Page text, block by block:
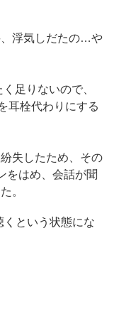
浮気しだたの…や
足りないので、
耳栓代わりにする
失したため、その
をはめ、会話が聞
。
という状態にな